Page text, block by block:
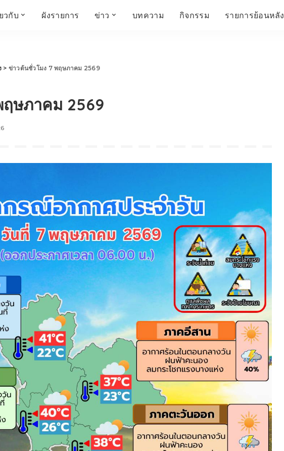
วกับ
ผู้บริหาร
บุคลากร
ผังรายการ ข่าว บทความ กิจกรรม รายการย้อนหลัง
แวดล้อม
Health Me Herbs
Wellness talk
ฟาร์มสร้างสุข
สุขทุกวัยด้วยภูมิปัญญา
ไทยสร้างสรรค์
Check4Drive
INNOVATION FOR LIFE
ENERGY SAVING
COM TODAY
THE FUTURIST
MY COMPUTER
FOLLOW SOCIAL
OVERTECH
มหาวิทยาลัยเพื่อชุมชน
Talk YOUNG
BUSIT
เรื่องเก่าที่เรารัก
จิตวิทยากับครูยุ้ย
HEALTHY TIME
Good Health and
Wellness
RED CROSS
รู้สู้ภัยโควิด19
POST IT
FOOD DELIVERY
READY FOR LADY
ตลาดนัดชุมชน
กลเม็ดครัวไอเดีย
สุข-อาสา
GOOD JOB
ThaiTravelTrends
Tips for Trips
มรดกไทย
TotalSoundMagazine
Dress Me Up
Pretty Proof
ENGLISH AROUND
YOU
Series guide
EASY LIFE
Culture Travel
สยามยามสี่
> ข่าวต้นชั่วโมง 7 พฤษภาคม 2569
ษภาคม 2569